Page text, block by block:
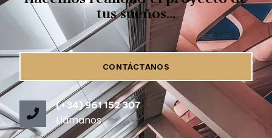
tus sueños...
CONTÁCTANOS
(+34) 961 152 307
Llámanos